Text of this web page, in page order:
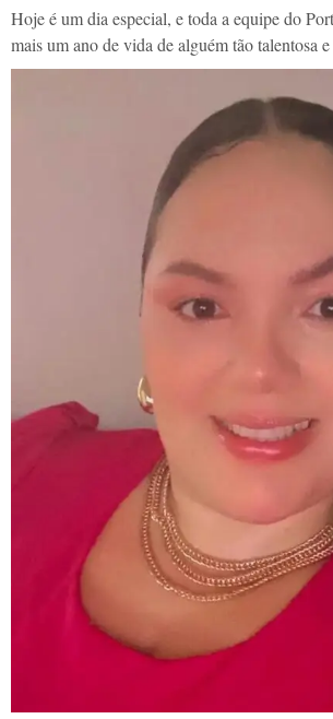
Hoje é um dia especial, e toda a equipe do
mais um ano de vida de alguém tão talentosa e